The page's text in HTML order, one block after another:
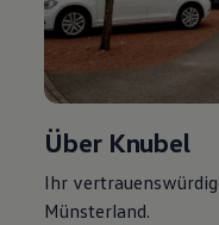
Über Knubel
Ihr
Münsterland.